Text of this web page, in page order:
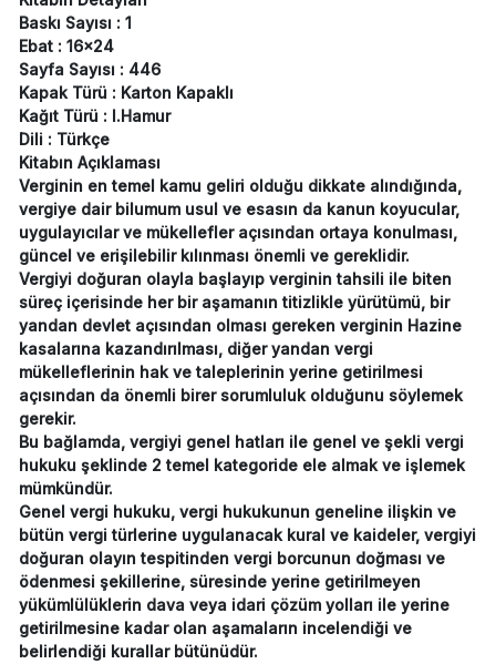
Baskı Sayısı : 1
Ebat : 16x24
Sayfa Sayısı : 446
Kapak Türü : Karton Kapaklı
Kağıt Türü : I.Hamur
Dili : Türkçe
Kitabın Açıklaması
Verginin en temel kamu geliri olduğu dikkate alındığında,
vergiye dair bilumum usul ve esasın da kanun koyucular,
uygulayıcılar ve mükellefler açısından ortaya konulması,
güncel ve erişilebilir kılınması önemli ve gereklidir.
Vergiyi doğuran olayla başlayıp verginin tahsili ile biten
süreç içerisinde her bir aşamanın titizlikle yürütümü, bir
yandan devlet açısından olması gereken verginin Hazine
kasalarına kazandırılması, diğer yandan vergi
mükelleflerinin hak ve taleplerinin yerine getirilmesi
açısından da önemli birer sorumluluk olduğunu söylemek
gerekir.
Bu bağlamda, vergiyi genel hatları ile genel ve şekli vergi
hukuku şeklinde 2 temel kategoride ele almak ve işlemek
mümkündür.
Genel vergi hukuku, vergi hukukunun geneline ilişkin ve
bütün vergi türlerine uygulanacak kural ve kaideler, vergiyi
doğuran olayın tespitinden vergi borcunun doğması ve
ödenmesi şekillerine, süresinde yerine getirilmeyen
yükümlülüklerin dava veya idari çözüm yolları ile yerine
getirilmesine kadar olan aşamaların incelendiği ve
belirlendiği kurallar bütünüdür.